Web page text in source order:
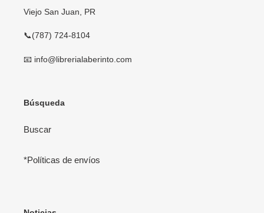
Viejo San Juan, PR
📞(787) 724-8104
📧 info@librerialaberinto.com
Búsqueda
Buscar
*Políticas de envíos